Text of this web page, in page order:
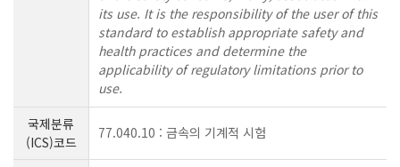
its use. It is the responsibility of the user of this
standard to establish appropriate safety and
health practices and determine the
applicability of regulatory limitations prior to
use.
국제분류
(ICS)코드
77.040.10 : 금속의 기계적 시험